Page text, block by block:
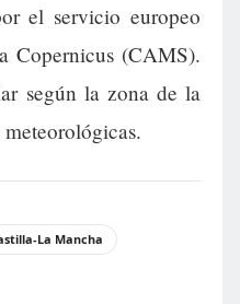
el servicio europeo
Copernicus (CAMS).
según la zona de la
La Mancha